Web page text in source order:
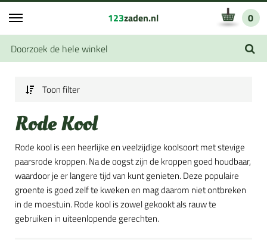
123zaden.nl 0
Toon filter
Rode Kool
Rode kool is een heerlijke en veelzijdige koolsoort met stevige
paarsrode kroppen. Na de oogst zijn de kroppen goed houdbaar,
waardoor je er langere tijd van kunt genieten. Deze populaire
groente is goed zelf te kweken en mag daarom niet ontbreken
in de moestuin. Rode kool is zowel gekookt als rauw te
gebruiken in uiteenlopende gerechten.